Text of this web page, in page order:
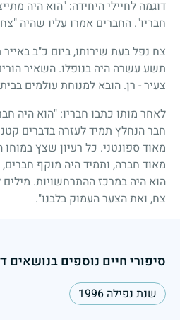
דוגמה לחיילי היחידה: "הוא היה
חבריו". החברים אמרו עליו שהיה
צח נפל בעת שירותו, ביום כ"ב
תשע עשרה היה בנופלו. השאיר
צעיר - רן. הובא למנוחת עולמים
לאחר מותו כתבו חבריו: "הוא היה
חבר הנחלץ תמיד לעזרה בדברים
מאוד ספונטני. כל רעיון שצץ
מאוד חברה, ותמיד היה מוקף
הוא היה במרכז ההתרחשויות.
צח, ואת הצער העמוק בלבנו".
סיפורי חיים נוספים בנושאים
שנת נפילה 1996